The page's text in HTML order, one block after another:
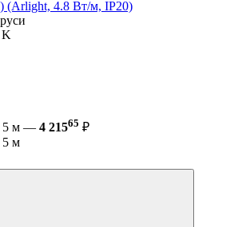
(Arlight, 4.8 Вт/м, IP20)
K
5 м — 4 21565 ₽
5 м